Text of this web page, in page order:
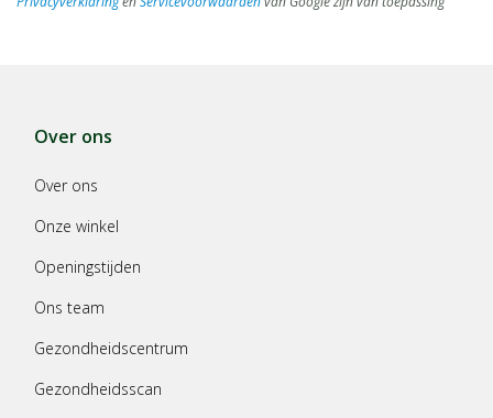
Over ons
Over ons
Onze winkel
Openingstijden
Ons team
Gezondheidscentrum
Gezondheidsscan